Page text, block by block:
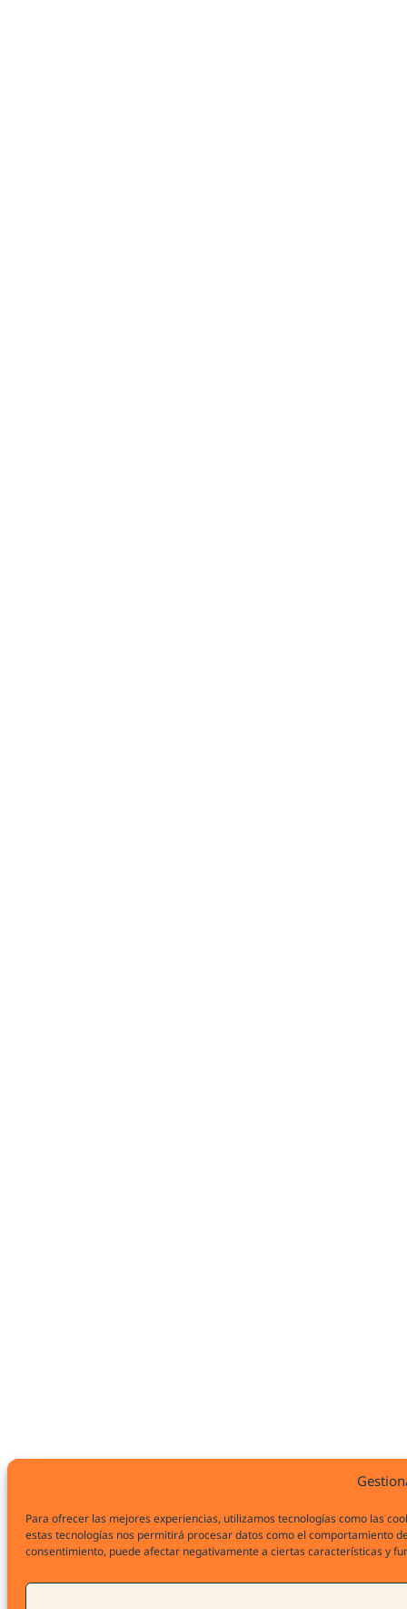
Para ofrecer las mejores experiencias, utilizamos tecnologías como las
estas tecnologías nos permitirá procesar datos como el comportamiento
consentimiento, puede afectar negativamente a ciertas características y